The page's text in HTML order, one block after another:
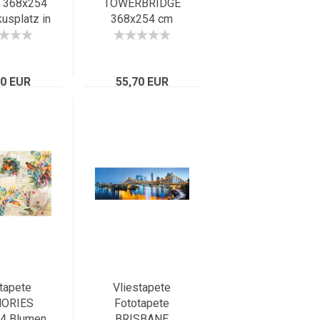
368x254
in
Italien,
EUR
TOWERBRIDGE
368x254 cm
malerische Brücke
55,70 EUR
Vliestapete
Fototapete